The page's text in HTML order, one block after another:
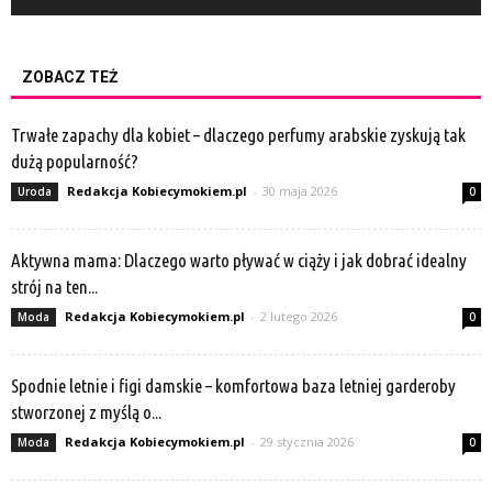
ZOBACZ TEŻ
Trwałe zapachy dla kobiet – dlaczego perfumy arabskie zyskują tak
dużą popularność?
Uroda Redakcja Kobiecymokiem.pl - 30 maja 2026 0
Aktywna mama: Dlaczego warto pływać w ciąży i jak dobrać idealny
strój na ten...
Moda Redakcja Kobiecymokiem.pl - 2 lutego 2026 0
Spodnie letnie i figi damskie – komfortowa baza letniej garderoby
stworzonej z myślą o...
Moda Redakcja Kobiecymokiem.pl - 29 stycznia 2026 0